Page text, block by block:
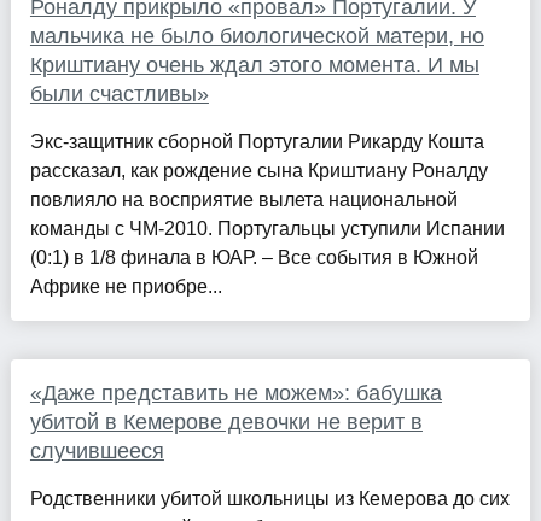
Роналду прикрыло «провал» Португалии. У
мальчика не было биологической матери, но
Криштиану очень ждал этого момента. И мы
были счастливы»
Экс-защитник сборной Португалии Рикарду Кошта
рассказал, как рождение сына Криштиану Роналду
повлияло на восприятие вылета национальной
команды с ЧМ-2010. Португальцы уступили Испании
(0:1) в 1/8 финала в ЮАР. – Все события в Южной
Африке не приобре...
«Даже представить не можем»: бабушка
убитой в Кемерове девочки не верит в
случившееся
Родственники убитой школьницы из Кемерова до сих